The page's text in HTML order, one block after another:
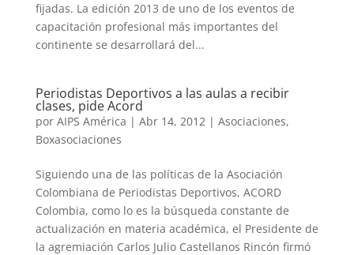
fijadas. La edición 2013 de uno de los eventos de
capacitación profesional más importantes del
continente se desarrollará del...
Periodistas Deportivos a las aulas a recibir
clases, pide Acord
por AIPS América | Abr 14, 2012| Asociaciones,
Boxasociaciones
Siguiendo una de las políticas de la Asociación
Colombiana de Periodistas Deportivos, ACORD
Colombia, como lo es la búsqueda constante de
actualización en materia académica, el Presidente de
la agremiación Carlos Julio Castellanos Rincón firmó